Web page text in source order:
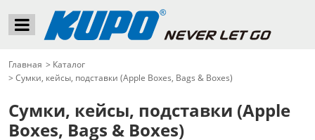
Главная > Каталог
> Сумки, кейсы, подставки (Apple Boxes, Bags & Boxes)
Сумки, кейсы, подставки (Apple
Boxes, Bags & Boxes)